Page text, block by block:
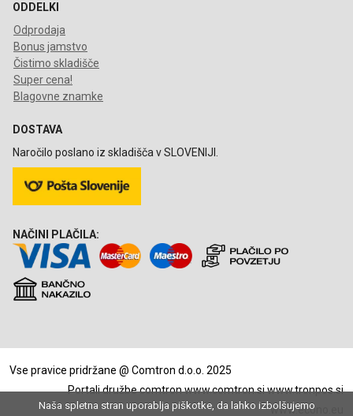
ODDELKI
Odprodaja
Bonus jamstvo
Čistimo skladišče
Super cena!
Blagovne znamke
DOSTAVA
Naročilo poslano iz skladišča v SLOVENIJI.
NAČINI PLAČILA:
Vse pravice pridržane @ Comtron d.o.o. 2025
Portali družbe comtronwww.comtron.siwww.tronpos.si
www.econo.eu
Naša spletna stran uporablja piškotke, da lahko izbolšujemo